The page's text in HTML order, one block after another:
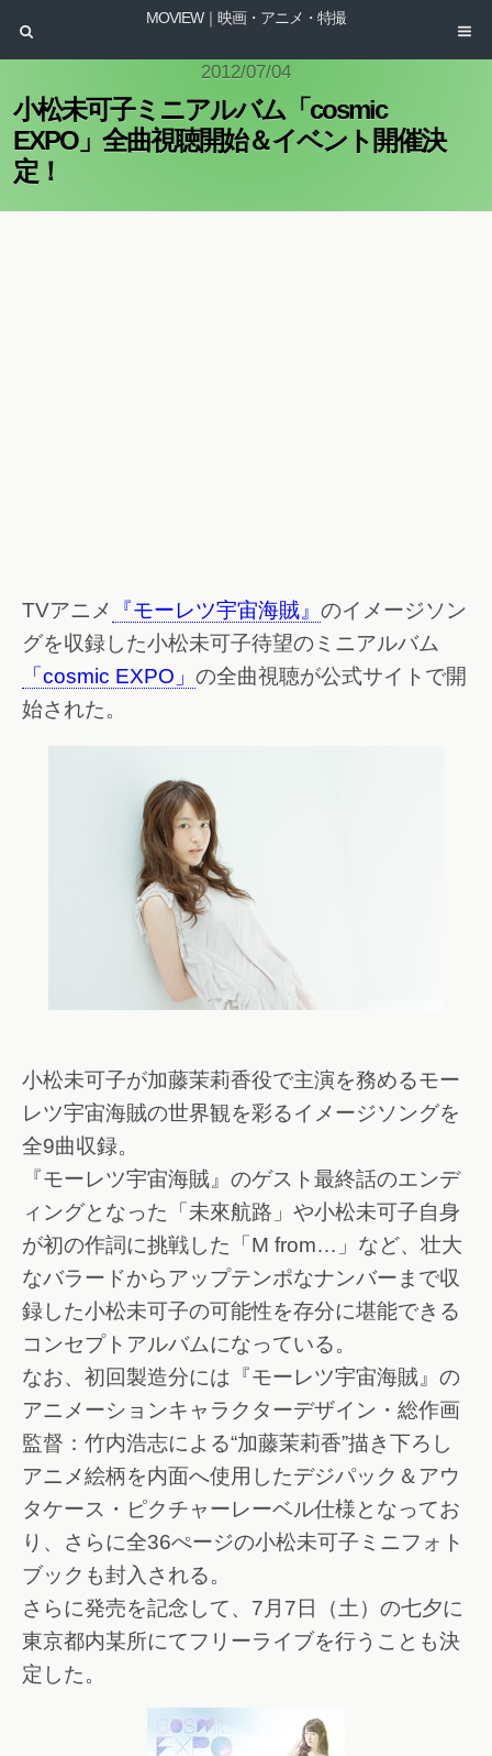
MOVIEW｜映画・アニメ・特撮
2012/07/04
小松未可子ミニアルバム「cosmic
EXPO」全曲視聴開始＆イベント開催決
定！
TVアニメ 『モーレツ宇宙海賊』 のイメージソン
グを収録した小松未可子待望のミニアルバム
「cosmic EXPO」 の全曲視聴が公式サイトで開
始された。
小松未可子が加藤茉莉香役で主演を務めるモー
レツ宇宙海賊の世界観を彩るイメージソングを
全9曲収録。
『モーレツ宇宙海賊』のゲスト最終話のエンデ
ィングとなった「未來航路」や小松未可子自身
が初の作詞に挑戦した「M from…」など、壮大
なバラードからアップテンポなナンバーまで収
録した小松未可子の可能性を存分に堪能できる
コンセプトアルバムになっている。
なお、初回製造分には『モーレツ宇宙海賊』の
アニメーションキャラクターデザイン・総作画
監督：竹内浩志による“加藤茉莉香”描き下ろし
アニメ絵柄を内面へ使用したデジパック＆アウ
タケース・ピクチャーレーベル仕様となってお
り、さらに全36ぺージの小松未可子ミニフォト
ブックも封入される。
さらに発売を記念して、7月7日（土）の七夕に
東京都内某所にてフリーライブを行うことも決
定した。